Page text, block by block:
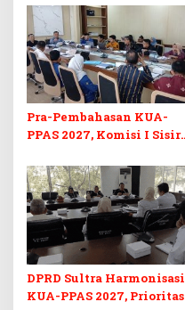
di Sultra
Pra-Pembahasan KUA-
PPAS 2027, Komisi I Sisir
Berkelanjutan
DPRD Sultra Harmonisasi
KUA-PPAS 2027, Prioritas